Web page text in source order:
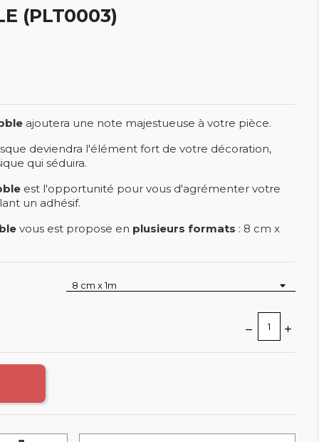
(PLT0003)
ajoutera une note majestueuse à votre pièce.
deviendra l'élément fort de votre décoration,
qui séduira.
est l'opportunité pour vous d'agrémenter votre
un adhésif.
vous est propose en plusieurs formats : 8 cm x